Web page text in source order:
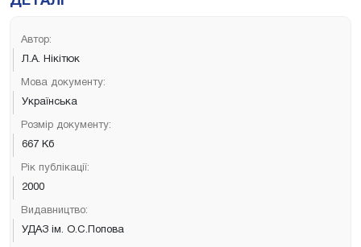
Автор:
Л.А. Нікітюк
Мова документу:
Українська
Розмір документу:
667 Кб
Рік публікації:
2000
Видавництво:
УДАЗ ім. О.С.Попова